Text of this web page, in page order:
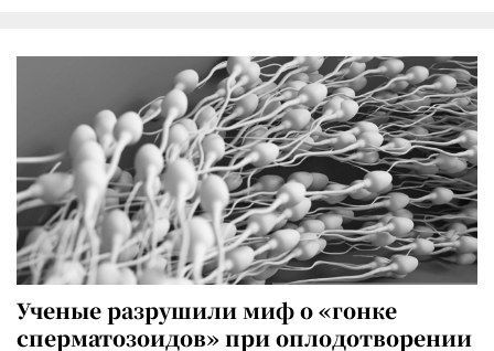
Ученые разрушили миф о «гонке
сперматозоидов» при оплодотворении